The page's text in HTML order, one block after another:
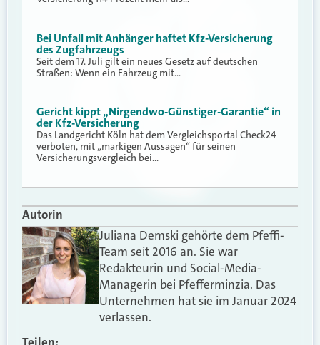
Bei Unfall mit Anhänger haftet Kfz-Versicherung
des Zugfahrzeugs
Seit dem 17. Juli gilt ein neues Gesetz auf deutschen
Straßen: Wenn ein Fahrzeug mit…
Gericht kippt „Nirgendwo-Günstiger-Garantie“ in
der Kfz-Versicherung
Das Landgericht Köln hat dem Vergleichsportal Check24
verboten, mit „markigen Aussagen“ für seinen
Versicherungsvergleich bei…
Autorin
Juliana Demski gehörte dem Pfeffi-
Team seit 2016 an. Sie war
Redakteurin und Social-Media-
Managerin bei Pfefferminzia. Das
Unternehmen hat sie im Januar 2024
verlassen.